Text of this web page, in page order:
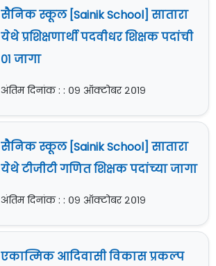
सैनिक स्कूल [Sainik School] सातारा
येथे प्रशिक्षणार्थी पदवीधर शिक्षक पदांची
०१ जागा
अंतिम दिनांक : : ०९ ऑक्टोबर २०१९
सैनिक स्कूल [Sainik School] सातारा
येथे टीजीटी गणित शिक्षक पदांच्या जागा
अंतिम दिनांक : : ०९ ऑक्टोबर २०१९
एकात्मिक आदिवासी विकास प्रकल्प